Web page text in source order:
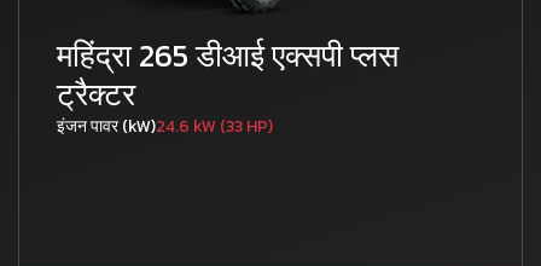
महिंद्रा 265 डीआई एक्सपी प्लस
ट्रैक्टर
इंजन पावर (kW)24.6 kW (33 HP)